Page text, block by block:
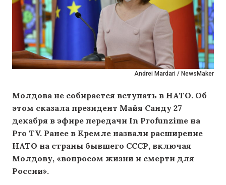
Andrei Mardari / NewsMaker
Молдова не собирается вступать в НАТО. Об
этом сказала президент Майя Санду 27
декабря в эфире передачи In Profunzime на
Pro TV. Ранее в Кремле назвали расширение
НАТО на страны бывшего СССР, включая
Молдову, «вопросом жизни и смерти для
России».